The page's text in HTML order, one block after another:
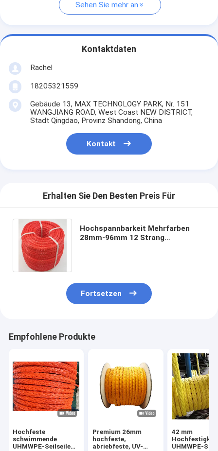
Sehen Sie mehr an
Kontaktdaten
Rachel
18205321559
Gebäude 13, MAX TECHNOLOGY PARK, Nr. 151
WANGJIANG ROAD, West Coast NEW DISTRICT,
Stadt Qingdao, Provinz Shandong, China
Kontakt
Erhalten Sie Den Besten Preis Für
Hochspannbarkeit Mehrfarben
28mm-96mm 12 Strang
Fortsetzen
Empfohlene Produkte
Hochfeste
schwimmende
UHMWPE-Seilseile
Premium 26mm
hochfeste,
abriebfeste, UV-
42 mm
UHMWPE-